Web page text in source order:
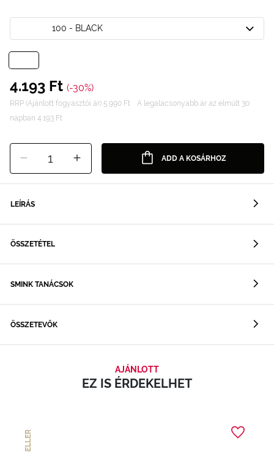
100 - BLACK
4.193 Ft (-30%)
RRP (Ajánlott fogyasztói ár) 5.990 Ft
A legalacsonyabb ár az elmúlt 30
napban 4.193 Ft
1 ADD A KOSÁRHOZ
LEÍRÁS
ÖSSZETÉTEL
SMINK TANÁCSOK
ÖSSZETEVŐK
AJÁNLOTT
EZ IS ÉRDEKELHET